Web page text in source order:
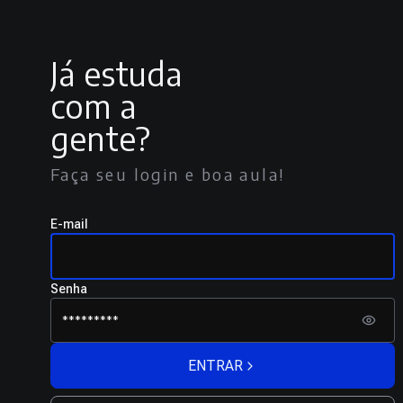
Já estuda
com a
gente?
Faça seu login e boa aula!
E-mail
Senha
ENTRAR